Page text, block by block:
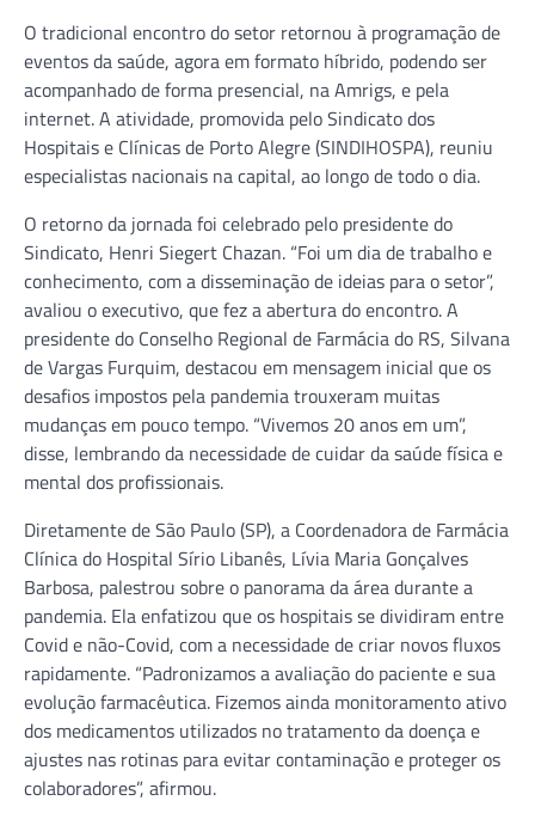
O tradicional encontro do setor retornou à programação de
eventos da saúde, agora em formato híbrido, podendo ser
acompanhado de forma presencial, na Amrigs, e pela
internet. A atividade, promovida pelo Sindicato dos
Hospitais e Clínicas de Porto Alegre (SINDIHOSPA), reuniu
especialistas nacionais na capital, ao longo de todo o dia.
O retorno da jornada foi celebrado pelo presidente do
Sindicato, Henri Siegert Chazan. “Foi um dia de trabalho e
conhecimento, com a disseminação de ideias para o setor”,
avaliou o executivo, que fez a abertura do encontro. A
presidente do Conselho Regional de Farmácia do RS, Silvana
de Vargas Furquim, destacou em mensagem inicial que os
desafios impostos pela pandemia trouxeram muitas
mudanças em pouco tempo. “Vivemos 20 anos em um”,
disse, lembrando da necessidade de cuidar da saúde física e
mental dos profissionais.
Diretamente de São Paulo (SP), a Coordenadora de Farmácia
Clínica do Hospital Sírio Libanês, Lívia Maria Gonçalves
Barbosa, palestrou sobre o panorama da área durante a
pandemia. Ela enfatizou que os hospitais se dividiram entre
Covid e não-Covid, com a necessidade de criar novos fluxos
rapidamente. “Padronizamos a avaliação do paciente e sua
evolução farmacêutica. Fizemos ainda monitoramento ativo
dos medicamentos utilizados no tratamento da doença e
ajustes nas rotinas para evitar contaminação e proteger os
colaboradores”, afirmou.